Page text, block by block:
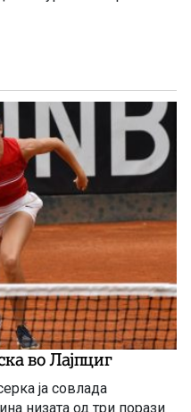
во Лајпциг
ја совлада
низата од три порази